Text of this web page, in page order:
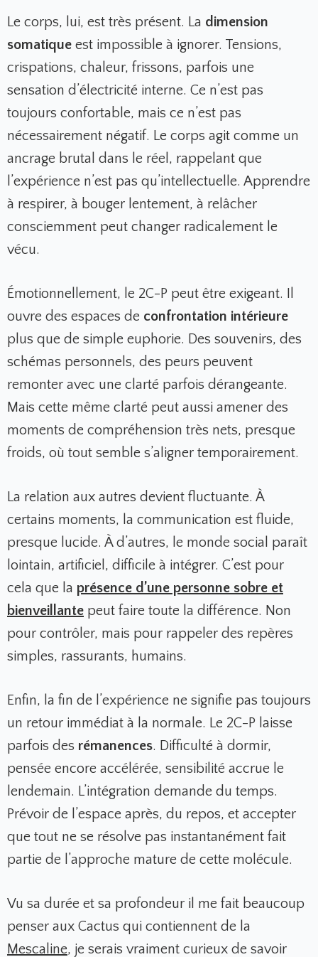
Le corps, lui, est très présent. La dimension
somatique est impossible à ignorer. Tensions,
crispations, chaleur, frissons, parfois une
sensation d’électricité interne. Ce n’est pas
toujours confortable, mais ce n’est pas
nécessairement négatif. Le corps agit comme un
ancrage brutal dans le réel, rappelant que
l’expérience n’est pas qu’intellectuelle. Apprendre
à respirer, à bouger lentement, à relâcher
consciemment peut changer radicalement le
vécu.
Émotionnellement, le 2C-P peut être exigeant. Il
ouvre des espaces de confrontation intérieure
plus que de simple euphorie. Des souvenirs, des
schémas personnels, des peurs peuvent
remonter avec une clarté parfois dérangeante.
Mais cette même clarté peut aussi amener des
moments de compréhension très nets, presque
froids, où tout semble s’aligner temporairement.
La relation aux autres devient fluctuante. À
certains moments, la communication est fluide,
presque lucide. À d’autres, le monde social paraît
lointain, artificiel, difficile à intégrer. C’est pour
cela que la présence d’une personne sobre et
bienveillante peut faire toute la différence. Non
pour contrôler, mais pour rappeler des repères
simples, rassurants, humains.
Enfin, la fin de l’expérience ne signifie pas toujours
un retour immédiat à la normale. Le 2C-P laisse
parfois des rémanences. Difficulté à dormir,
pensée encore accélérée, sensibilité accrue le
lendemain. L’intégration demande du temps.
Prévoir de l’espace après, du repos, et accepter
que tout ne se résolve pas instantanément fait
partie de l’approche mature de cette molécule.
Vu sa durée et sa profondeur il me fait beaucoup
penser aux Cactus qui contiennent de la
Mescaline, je serais vraiment curieux de savoir